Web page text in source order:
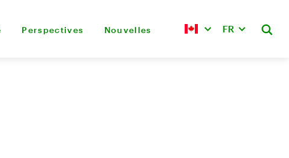
Perspectives Nouvelles FR